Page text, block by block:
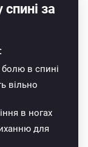
спині за
болю в спині
вільно
в ногах
для